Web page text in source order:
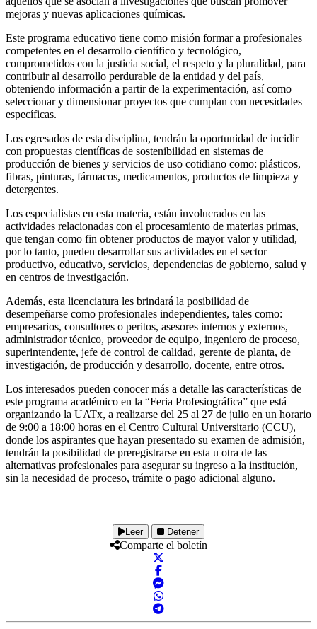
mejoras y nuevas aplicaciones químicas.
Este programa educativo tiene como misión formar a profesionales
competentes en el desarrollo científico y tecnológico,
comprometidos con la justicia social, el respeto y la pluralidad, para
contribuir al desarrollo perdurable de la entidad y del país,
obteniendo información a partir de la experimentación, así como
seleccionar y dimensionar proyectos que cumplan con necesidades
específicas.
Los egresados de esta disciplina, tendrán la oportunidad de incidir
con propuestas científicas de sostenibilidad en sistemas de
producción de bienes y servicios de uso cotidiano como: plásticos,
fibras, pinturas, fármacos, medicamentos, productos de limpieza y
detergentes.
Los especialistas en esta materia, están involucrados en las
actividades relacionadas con el procesamiento de materias primas,
que tengan como fin obtener productos de mayor valor y utilidad,
por lo tanto, pueden desarrollar sus actividades en el sector
productivo, educativo, servicios, dependencias de gobierno, salud y
en centros de investigación.
Además, esta licenciatura les brindará la posibilidad de
desempeñarse como profesionales independientes, tales como:
empresarios, consultores o peritos, asesores internos y externos,
administrador técnico, proveedor de equipo, ingeniero de proceso,
superintendente, jefe de control de calidad, gerente de planta, de
investigación, de producción y desarrollo, docente, entre otros.
Los interesados pueden conocer más a detalle las características de
este programa académico en la “Feria Profesiográfica” que está
organizando la UATx, a realizarse del 25 al 27 de julio en un horario
de 9:00 a 18:00 horas en el Centro Cultural Universitario (CCU),
donde los aspirantes que hayan presentado su examen de admisión,
tendrán la posibilidad de preregistrarse en esta u otra de las
alternativas profesionales para asegurar su ingreso a la institución,
sin la necesidad de proceso, trámite o pago adicional alguno.
Leer Detener
Comparte el boletín